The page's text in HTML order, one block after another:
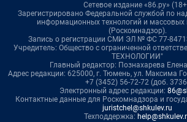
Сетевое издание «86.ру»
Зарегистрировано Федеральной службой по
информационных технологий и
(Роскомнадзор).
Запись о регистрации СМИ ЭЛ № ФС 77-
Учредитель: Общество с ограниченной
ТЕХНОЛОГИИ"
Главный редактор: Познахарева
Адрес редакции: 625000, г. Тюмень, ул. Максима
+7 (3452) 56-72-72 (доб.
Электронный адрес редакции:
Контактные данные для Роскомнадзора и
juristchel@shkulev.ru
Техподдержка: